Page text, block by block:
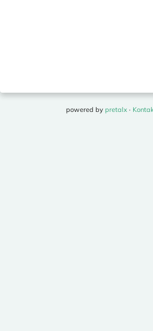
powered by pretalx ·